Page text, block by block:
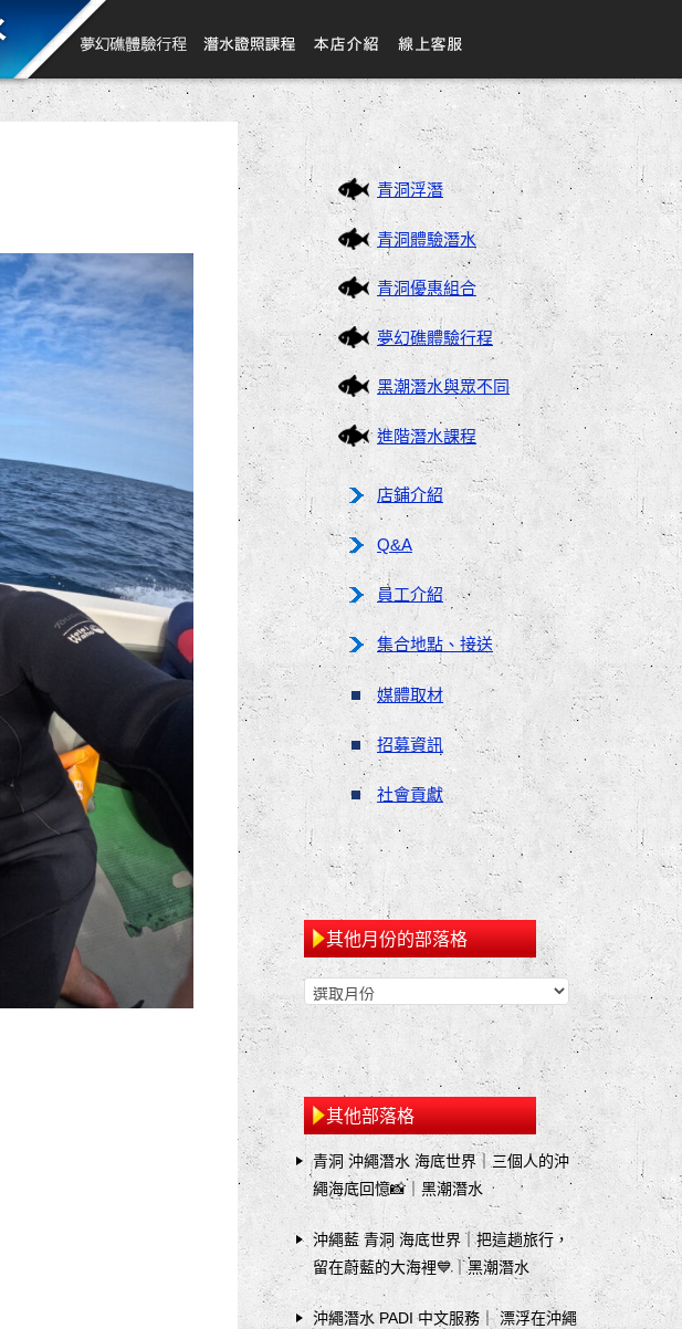
青洞浮潛
青洞體驗潛水
青洞優惠組合
夢幻礁體驗行程
黑潮潛水與眾不同
進階潛水課程
店鋪介紹
Q&A
員工介紹
集合地點、接送
媒體取材
招募資訊
社會貢獻
其他月份的部落格
其他部落格
青洞 沖繩潛水 海底世界｜三個人的沖
繩海底回憶📸｜黑潮潛水
沖繩藍 青洞 海底世界｜把這趟旅行，
留在蔚藍的大海裡💙｜黑潮潛水
沖繩潛水 PADI 中文服務｜ 漂浮在沖繩